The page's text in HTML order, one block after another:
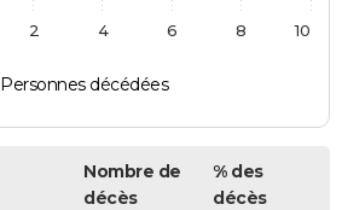
Personnes décédées
2 4 6 8 10
Nombre de
décès
% des
décès